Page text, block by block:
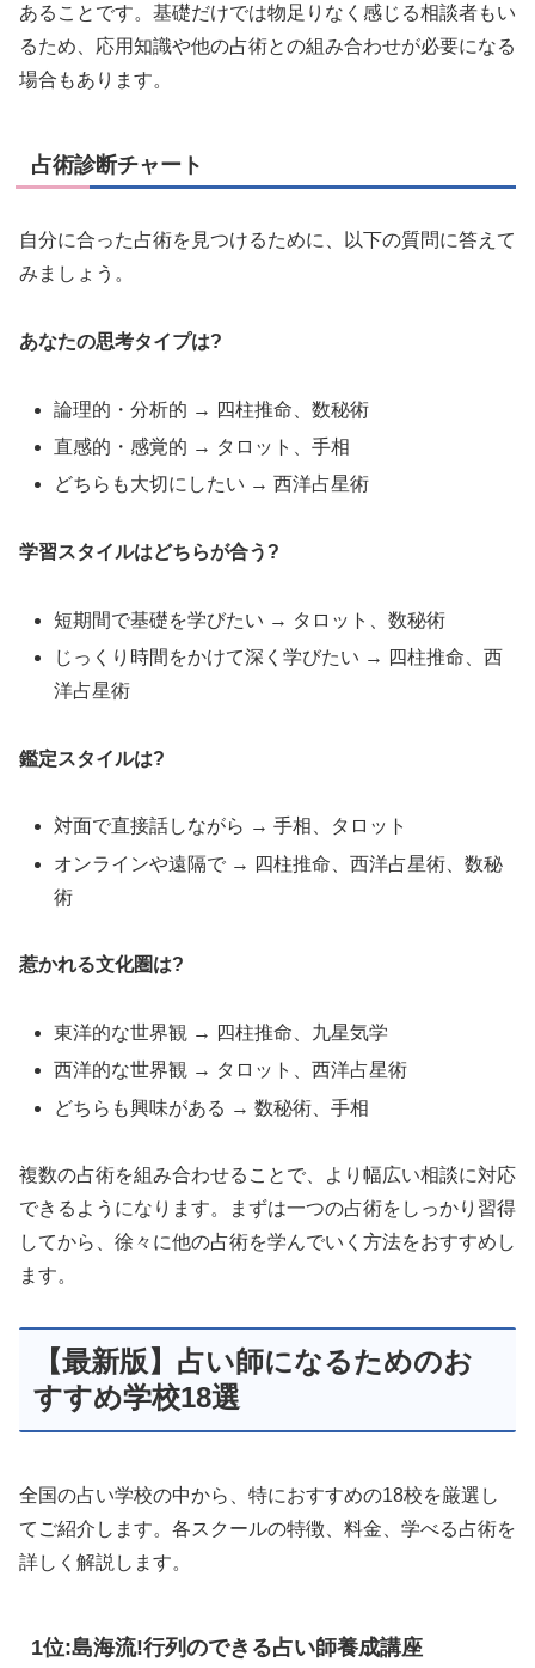
あることです。基礎だけでは物足りなく感じる相談者もい
るため、応用知識や他の占術との組み合わせが必要になる
場合もあります。
占術診断チャート
自分に合った占術を見つけるために、以下の質問に答えて
みましょう。
あなたの思考タイプは?
論理的・分析的 → 四柱推命、数秘術
直感的・感覚的 → タロット、手相
どちらも大切にしたい → 西洋占星術
学習スタイルはどちらが合う?
短期間で基礎を学びたい → タロット、数秘術
じっくり時間をかけて深く学びたい → 四柱推命、西
洋占星術
鑑定スタイルは?
対面で直接話しながら → 手相、タロット
オンラインや遠隔で → 四柱推命、西洋占星術、数秘
術
惹かれる文化圏は?
東洋的な世界観 → 四柱推命、九星気学
西洋的な世界観 → タロット、西洋占星術
どちらも興味がある → 数秘術、手相
複数の占術を組み合わせることで、より幅広い相談に対応
できるようになります。まずは一つの占術をしっかり習得
してから、徐々に他の占術を学んでいく方法をおすすめし
ます。
【最新版】占い師になるためのお
すすめ学校18選
全国の占い学校の中から、特におすすめの18校を厳選し
てご紹介します。各スクールの特徴、料金、学べる占術を
詳しく解説します。
1位:島海流!行列のできる占い師養成講座